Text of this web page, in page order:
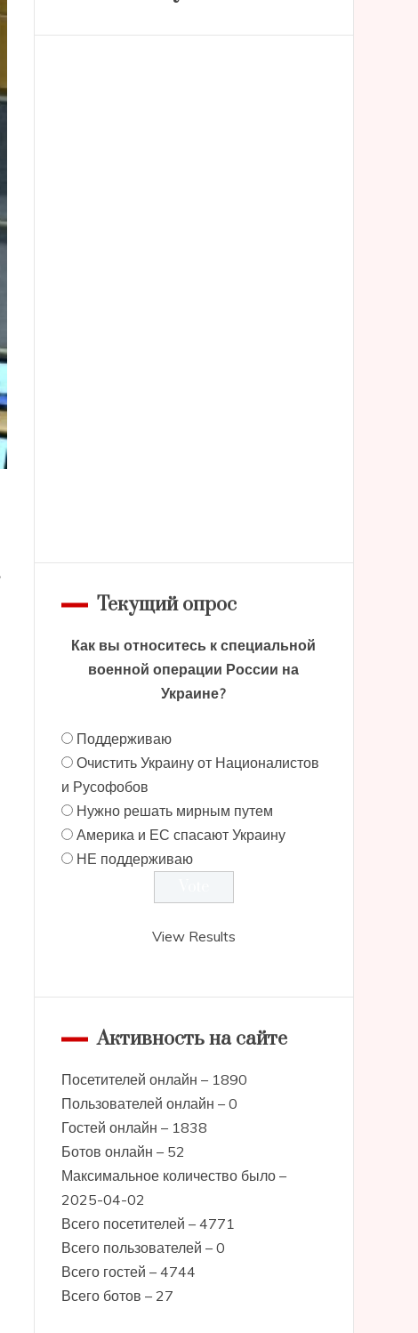
Текущий опрос
Как вы относитесь к специальной
военной операции России на
Украине?
Поддерживаю
Очистить Украину от Националистов
и Русофобов
Нужно решать мирным путем
Америка и ЕС спасают Украину
НЕ поддерживаю
View Results
Активность на сайте
Посетителей онлайн – 1890
Пользователей онлайн – 0
Гостей онлайн – 1838
Ботов онлайн – 52
Максимальное количество было –
2025-04-02
Всего посетителей – 4771
Всего пользователей – 0
Всего гостей – 4744
Всего ботов – 27